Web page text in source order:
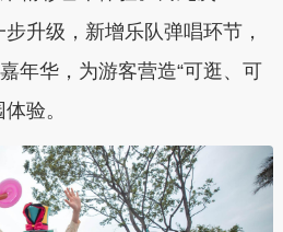
升级，新增乐队弹唱环节，
年华，为游客营造“可逛、可
验。